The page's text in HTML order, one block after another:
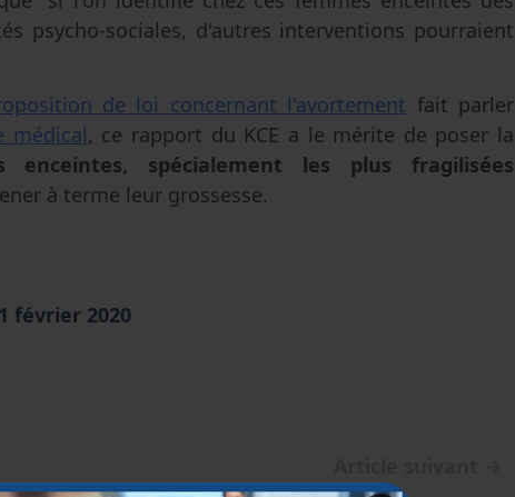
psycho-sociales, d'autres interventions pourraient
de loi concernant l'avortement fait parler
médical, ce rapport du KCE a le mérite de poser la
enceintes, spécialement les plus fragilisées
à terme leur grossesse.
février 2020